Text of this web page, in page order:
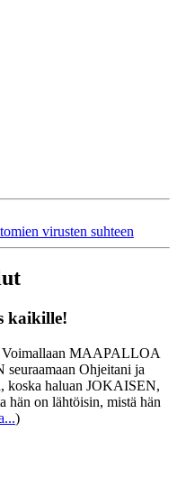
virusten suhteen
kaikille!
Voimallaan MAAPALLOA
Ohjeitani ja
koska haluan JOKAISEN,
hän on lähtöisin, mistä hän
)